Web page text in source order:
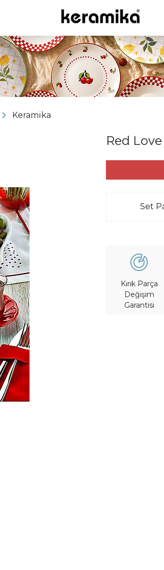
Keramika
Red
Set
Kırık Parça
Değişim
Garantisi